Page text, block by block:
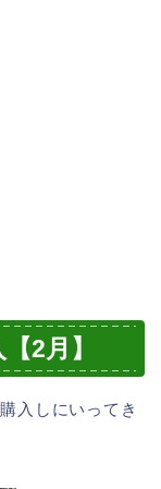
2月】
入しにいってき